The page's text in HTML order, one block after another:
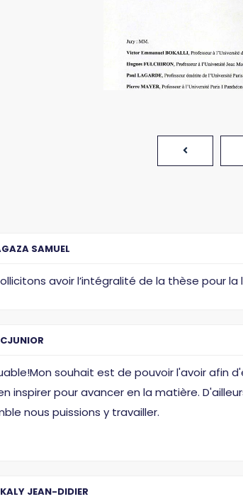
SAMUEL
avoir l’intégralité de la thèse pour la
souhait est de pouvoir l'avoir
inspirer pour avancer en la matière.
nous puissions y travailler.
JEAN-DIDIER